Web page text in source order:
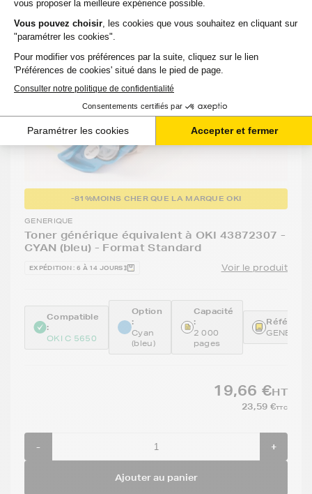
-81%MOINS CHER QUE LA MARQUE OKI
GENERIQUE
Toner générique équivalent à OKI 43872307 -
CYAN (bleu) - Format Standard
EXPÉDITION : 6 À 14 JOURS Voir le produit
Compatible
:
OKI C 5650
Option
:
Cyan
(bleu)
Capacité
:
2 000
pages
19,66 €HT
23,59 €TTC
- +
Ajouter au panier